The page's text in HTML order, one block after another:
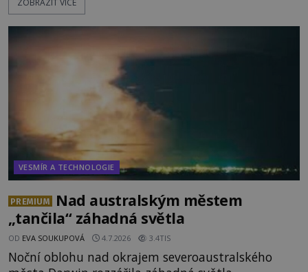
těles objeveny. Je možné, že šlo o nějaké nové
mimozemského původu? Dne 4. února roku 2023
vydává
VESMÍR A TECHNOLOGIE
PREMIUM
Nad australským městem
„tančila“ záhadná světla
OD EVA SOUKUPOVÁ 4.7.2026 3.4TIS
Noční oblohu nad okrajem severoaustralského